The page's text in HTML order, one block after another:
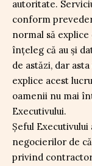
autoritate.
conform
normal să
înțeleg că au și
de astăzi, dar
explice acest
oamenii nu mai
Executivului.
Șeful Executivului
negocierilor de
privind